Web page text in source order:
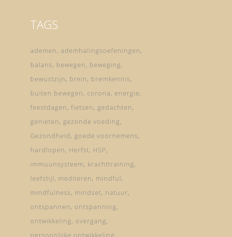
TAGS
ademen ademhalingsoefeningen
balans bewegen
beweging
bewustzijn
brein
breinkennis
buiten bewegen
corona
energie
feestdagen fietsen
gedachten
genieten
gezonde voeding
Gezondheid
goede voornemens
hardlopen
Herfst HSP
immuunsysteem krachttraining
leefstijl
mediteren
mindful
mindfulness mindset natuur
ontspannen
ontspanning
ontwikkeling
overgang
persoonlijke ontwikkeling